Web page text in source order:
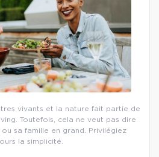
vivants et la nature fait partie de
Toutefois, cela ne veut pas dire
sa famille en grand. Privilégiez
la simplicité.